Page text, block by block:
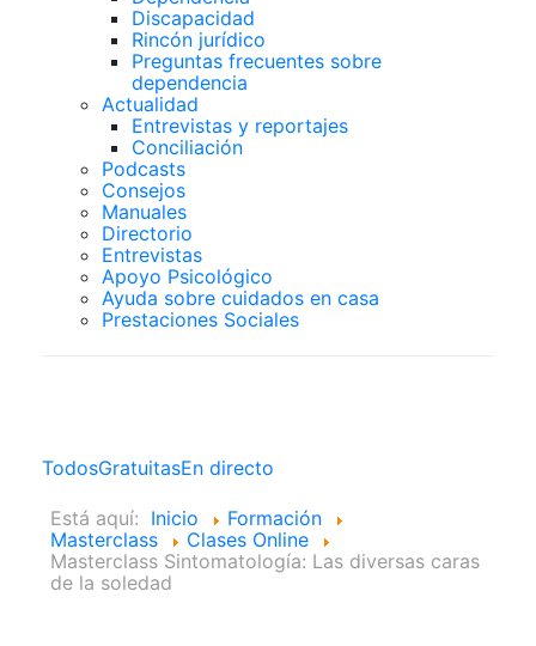
Discapacidad
Rincón jurídico
Preguntas frecuentes sobre
dependencia
Actualidad
Entrevistas y reportajes
Conciliación
Podcasts
Consejos
Manuales
Directorio
Entrevistas
Apoyo Psicológico
Ayuda sobre cuidados en casa
Prestaciones Sociales
TodosGratuitasEn directo
Está aquí: Inicio
Formación
Masterclass
Clases Online
Masterclass Sintomatología: Las diversas caras
de la soledad